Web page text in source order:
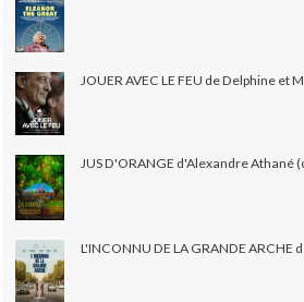
JOUER AVEC LE FEU de Delphine et
JUS D'ORANGE d'Alexandre Athané
L'INCONNU DE LA GRANDE ARCHE